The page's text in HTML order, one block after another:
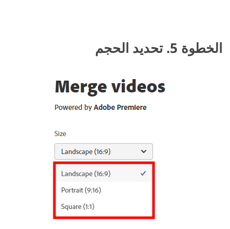
الخطوة 5. تحديد الحجم